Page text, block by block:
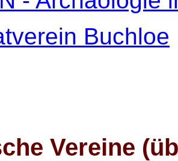
Buchloe
Vereine